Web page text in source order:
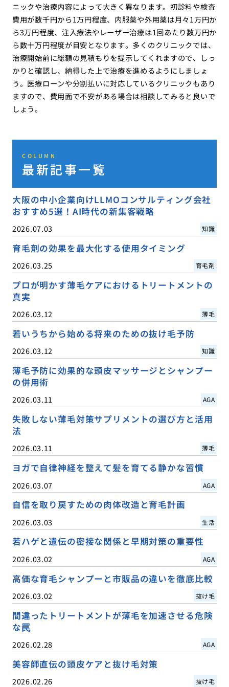
ニックや治療内容によって大きく異なります。初診料や検査
費用が数千円から1万円程度、内服薬や外用薬は月々1万円か
ら3万円程度、注入療法やレーザー治療は1回あたり数万円か
ら数十万円程度が目安となります。多くのクリニックでは、
治療開始前に総額の見積もりを提示してくれますので、しっ
かりと確認し、納得した上で治療を進めるようにしましょ
う。医療ローンや分割払いに対応しているクリニックもあり
ますので、費用面で不安がある場合は相談してみると良いで
しょう。
COLUMN
最新記事一覧
大阪の中小企業向けLLMOコンサルティング会社
おすすめ5選！AI時代の新集客戦略
2026.07.03 知識
育毛剤の効果を最大化する使用タイミング
2026.03.25 育毛剤
プロが明かす薄毛ケアにおけるトリートメントの
真実
2026.03.12 薄毛
若いうちから始める将来のための抜け毛予防
2026.03.12 知識
薄毛予防に効果的な頭皮マッサージとシャンプー
の併用術
2026.03.11 AGA
失敗しない薄毛対策サプリメントの選び方と活用
法
2026.03.11 薄毛
ヨガで自律神経を整えて髪を育てる静かな習慣
2026.03.07 AGA
自信を取り戻すための肉体改造と育毛計画
2026.03.03 生活
若ハゲと遺伝の密接な関係と早期対策の重要性
2026.03.02 AGA
高価な育毛シャンプーと市販品の違いを徹底比較
2026.03.02 抜け毛
間違ったトリートメントが薄毛を加速させる危険
な罠
2026.02.28 AGA
美容師直伝の頭皮ケアと抜け毛対策
2026.02.26 抜け毛